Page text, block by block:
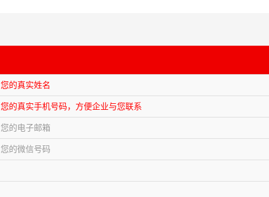
您的真实姓名
您的真实手机号码，方便企业与您联系
您的电子邮箱
您的微信号码